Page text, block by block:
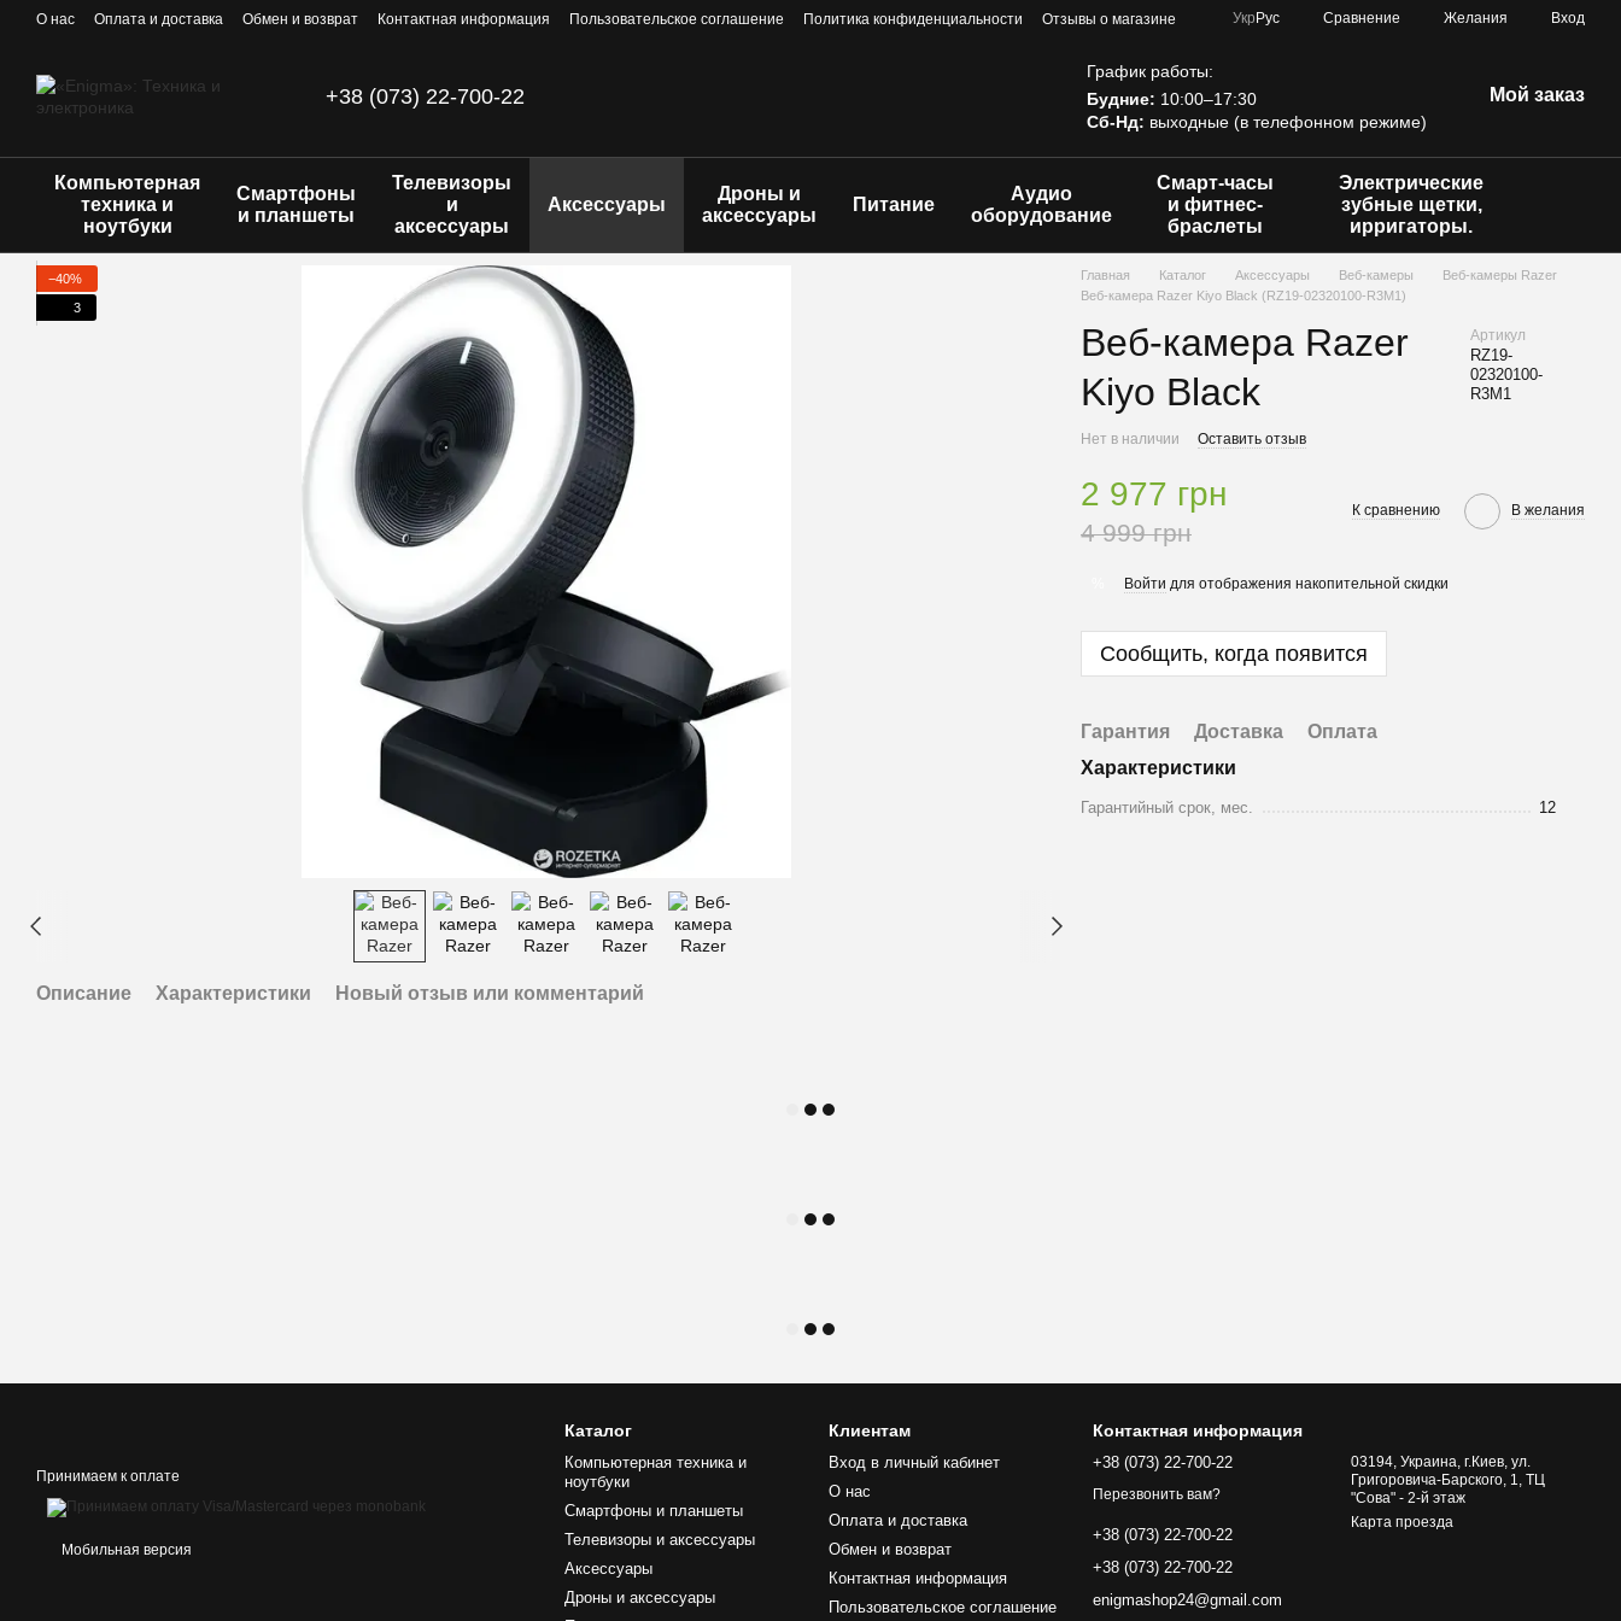
Перейти к основному контенту
О нас Оплата и доставка Обмен и возврат Контактная информация Пользовательское соглашение Политика конфиденциальности Отзывы о магазине Укр Рус Сравнение Желания Вход
+38 (073) 22-700-22
График работы:
Будние: 10:00–17:30
Сб-Нд: выходные (в телефонном режиме)
Мой заказ
Компьютерная
техника и
ноутбуки
Смартфоны
и планшеты
Телевизоры
и
аксессуары
Аксессуары
Дроны и
аксессуары
Питание
Аудио
оборудование
Смарт-часы
и фитнес-
браслеты
Электрические
зубные щетки,
ирригаторы.
−40%
3
Главная Каталог Аксессуары Веб-камеры
Веб-камеры Razer
Веб-камера Razer Kiyo Black (RZ19-02320100-R3M1)
Веб-камера Razer
Kiyo Black
Артикул
RZ19-
02320100-
R3M1
Нет в наличии Оставить отзыв
2 977 грн
4 999 грн
К сравнению В желания
Войти для отображения накопительной скидки
Сообщить, когда появится
Гарантия Доставка
Оплата
Характеристики
Гарантийный срок, мес. 12
Описание Характеристики Новый отзыв или комментарий
Принимаем к оплате
Мобильная версия
Каталог
Компьютерная техника и
ноутбуки
Смартфоны и планшеты
Телевизоры и аксессуары
Аксессуары
Дроны и аксессуары
Клиентам
Вход в личный кабинет
О нас
Оплата и доставка
Обмен и возврат
Контактная информация
Пользовательское соглашение
Контактная информация
+38 (073) 22-700-22
Перезвонить вам?
+38 (073) 22-700-22
+38 (073) 22-700-22
enigmashop24@gmail.com
03194, Украина, г.Киев, ул.
Григоровича-Барского, 1, ТЦ
"Сова" - 2-й этаж
Карта проезда